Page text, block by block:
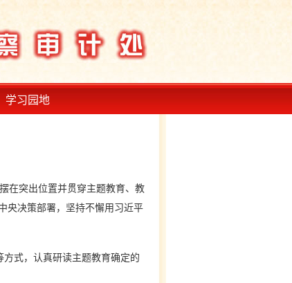
学习园地
在突出位置并贯穿主题教育、教
央决策部署，坚持不懈用习近平
式，认真研读主题教育确定的